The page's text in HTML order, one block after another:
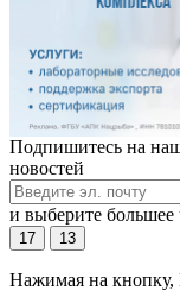
Подпишитесь на
новостей
и выберите большее
17 13
Нажимая на кнопку,